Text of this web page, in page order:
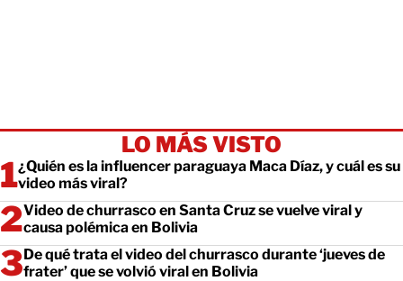
LO MÁS VISTO
¿Quién es la influencer paraguaya Maca Díaz, y cuál es su
video más viral?
Video de churrasco en Santa Cruz se vuelve viral y
causa polémica en Bolivia
De qué trata el video del churrasco durante ‘jueves de
frater’ que se volvió viral en Bolivia